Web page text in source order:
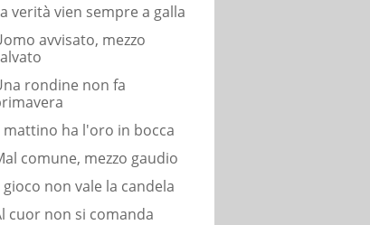
verità vien sempre a galla
avvisato, mezzo
rondine non fa
mattino ha l'oro in bocca
comune, mezzo gaudio
gioco non vale la candela
cuor non si comanda